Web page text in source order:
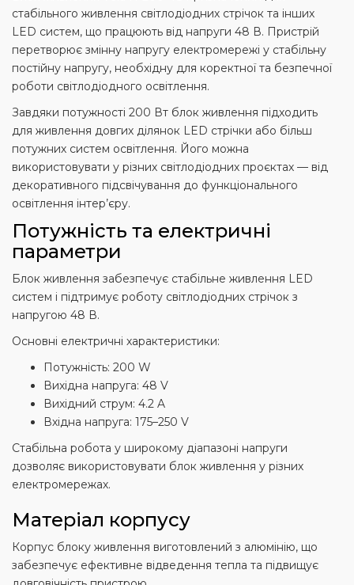
стабільного живлення світлодіодних стрічок та інших
LED систем, що працюють від напруги 48 В. Пристрій
перетворює змінну напругу електромережі у стабільну
постійну напругу, необхідну для коректної та безпечної
роботи світлодіодного освітлення.
Завдяки потужності 200 Вт блок живлення підходить
для живлення довгих ділянок LED стрічки або більш
потужних систем освітлення. Його можна
використовувати у різних світлодіодних проєктах — від
декоративного підсвічування до функціонального
освітлення інтер’єру.
Потужність та електричні
параметри
Блок живлення забезпечує стабільне живлення LED
систем і підтримує роботу світлодіодних стрічок з
напругою 48 В.
Основні електричні характеристики:
Потужність: 200 W
Вихідна напруга: 48 V
Вихідний струм: 4.2 A
Вхідна напруга: 175–250 V
Стабільна робота у широкому діапазоні напруги
дозволяє використовувати блок живлення у різних
електромережах.
Матеріал корпусу
Корпус блоку живлення виготовлений з алюмінію, що
забезпечує ефективне відведення тепла та підвищує